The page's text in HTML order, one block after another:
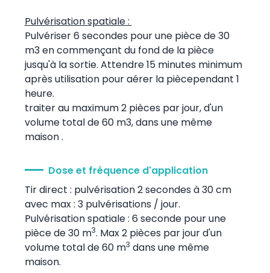
Pulvérisation spatiale :
Pulvériser 6 secondes pour une pièce de 30
m3 en commençant du fond de la pièce
jusqu'à la sortie. Attendre 15 minutes minimum
après utilisation pour aérer la piècependant 1
heure.
traiter au maximum 2 pièces par jour, d'un
volume total de 60 m3, dans une même
maison .
Dose et fréquence d'application
Tir direct : pulvérisation 2 secondes à 30 cm
avec max : 3 pulvérisations / jour.
Pulvérisation spatiale : 6 seconde pour une
pièce de 30 m3. Max 2 pièces par jour d'un
volume total de 60 m3 dans une même
maison.